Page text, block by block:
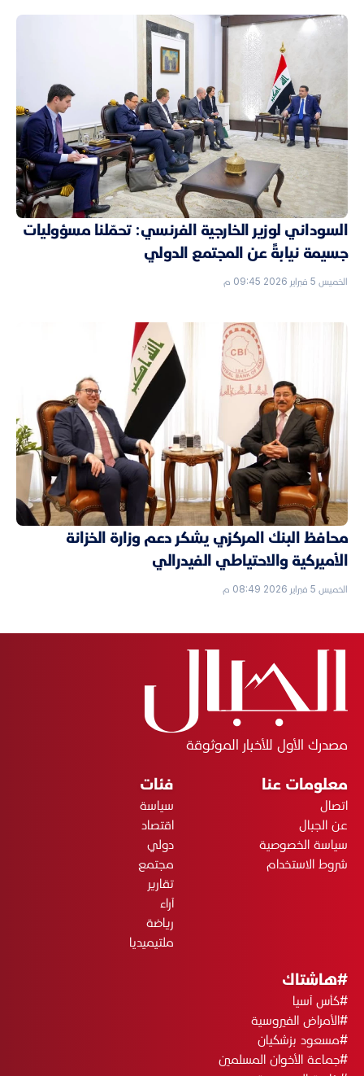
السوداني لوزير الخارجية الفرنسي: تحمّلنا مسؤوليات
جسيمة نيابةً عن المجتمع الدولي
الخميس 5 فبراير 2026 09:45 م
محافظ البنك المركزي يشكر دعم وزارة الخزانة
الأميركية والاحتياطي الفيدرالي
الخميس 5 فبراير 2026 08:49 م
مصدرك الأول للأخبار الموثوقة
معلومات عنا
اتصال
عن الجبال
سياسة الخصوصية
شروط الاستخدام
فئات
سياسة
اقتصاد
دولي
مجتمع
تقارير
آراء
رياضة
ملتيميديا
#هاشتاك
#كأس آسيا
#الأمراض الفيروسية
#مسعود بزشكيان
#جماعة الأخوان المسلمين